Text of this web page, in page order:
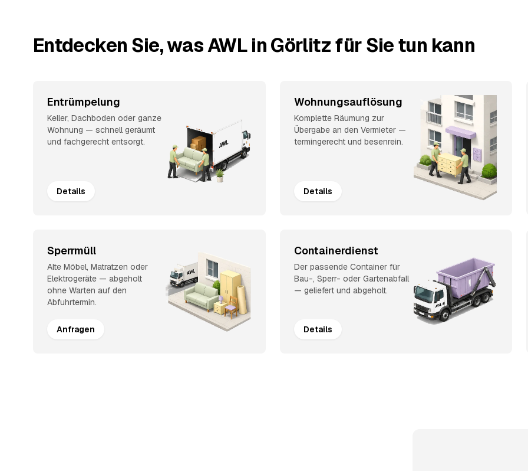
Entdecken Sie, was AWL in Görlitz für Sie tun kann
Entrümpelung
Keller, Dachboden oder ganze
Wohnung — schnell geräumt
und fachgerecht entsorgt.
Details
Wohnungsauflösung
Komplette Räumung zur
Übergabe an den Vermieter —
termingerecht und besenrein.
Details
Sperrmüll
Alte Möbel, Matratzen oder
Elektrogeräte — abgeholt
ohne Warten auf den
Abfuhrtermin.
Anfragen
Containerdienst
Der passende Container für
Bau-, Sperr- oder Gartenabfall
— geliefert und abgeholt.
Details